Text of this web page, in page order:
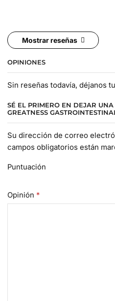
Mostrar reseñas
OPINIONES
Sin reseñas todavía, déjanos
SÉ EL PRIMERO EN DEJAR
GREATNESS
Su dirección de correo
campos obligatorios están
Puntuación
Opinión *